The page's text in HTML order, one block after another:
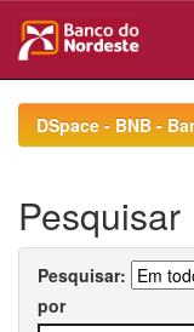
navigationDSpace - BNB -
Pesquisar
Pesquisar:
por